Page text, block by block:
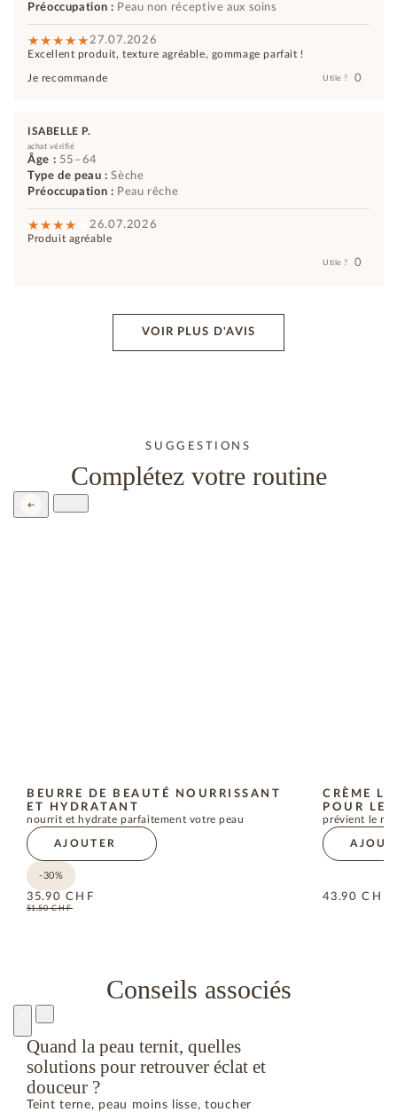
Préoccupation : Peau non réceptive aux soins
27.07.2026
Excellent produit, texture agréable, gommage parfait !
Je recommande Utile ? 0
ISABELLE P.
achat vérifié
Âge : 55–64
Type de peau : Sèche
Préoccupation : Peau rêche
26.07.2026
Produit agréable
Utile ? 0
VOIR PLUS D'AVIS
SUGGESTIONS
Complétez votre routine
BEURRE DE BEAUTÉ NOURRISSANT
ET HYDRATANT
nourrit et hydrate parfaitement votre peau
AJOUTER
-30%
35.90 CHF
51.50CHF
CRÈME
POUR LE
prévient le
43.90 CHF
Conseils associés
Quand la peau ternit, quelles
solutions pour retrouver éclat et
douceur ?
Teint terne, peau moins lisse, toucher